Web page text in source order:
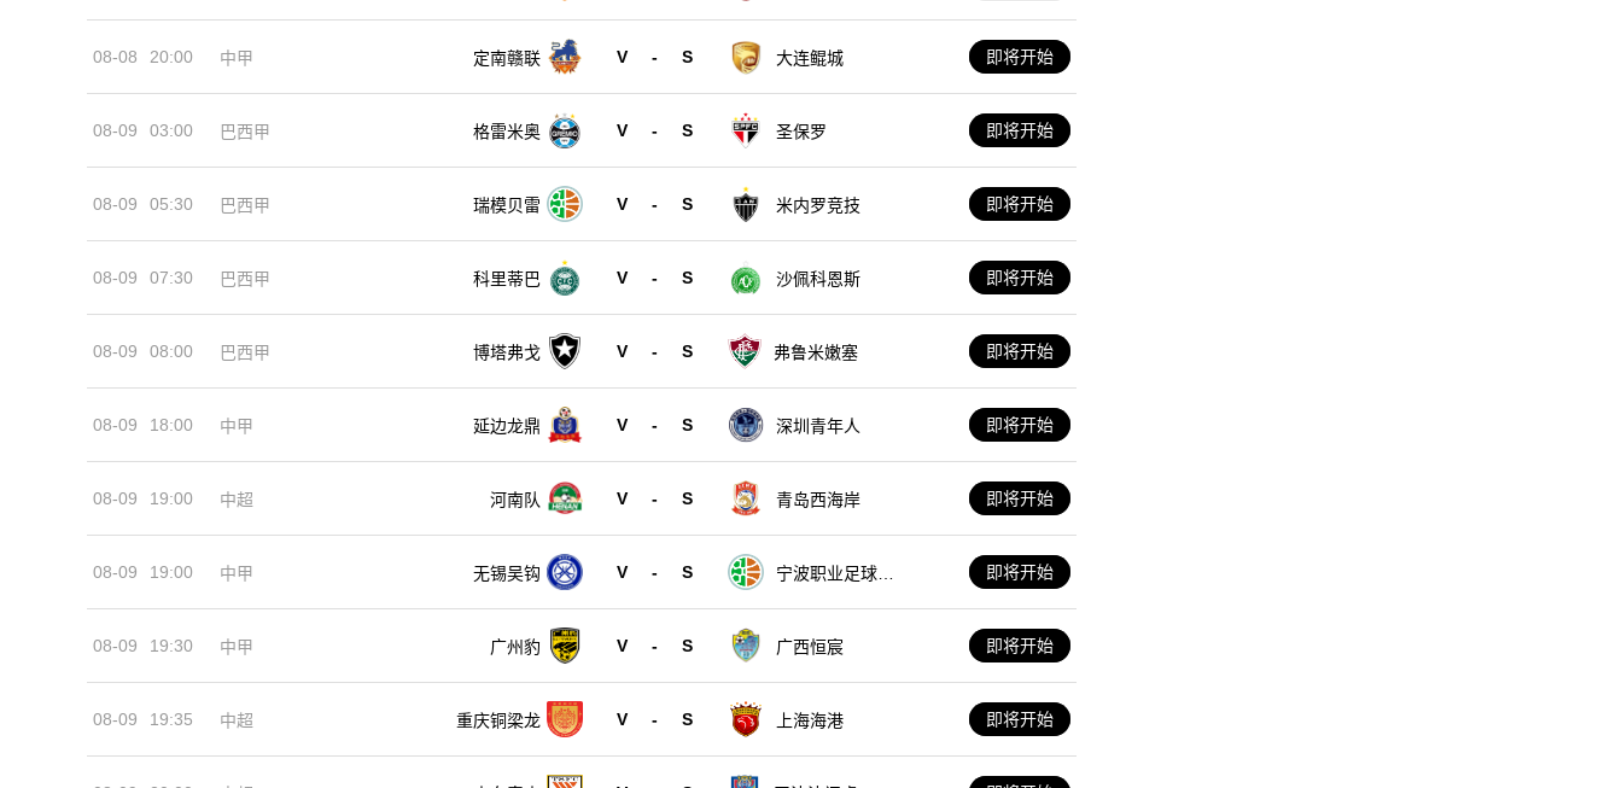
08-08 20:00 中甲 定南赣联 V - S 大连鲲城 即将开始
08-09 03:00 巴西甲 格雷米奥 V - S 圣保罗 即将开始
08-09 05:30 巴西甲 瑞模贝雷 V - S 米内罗竞技 即将开始
08-09 07:30 巴西甲 科里蒂巴 V - S 沙佩科恩斯 即将开始
08-09 08:00 巴西甲 博塔弗戈 V - S 弗鲁米嫩塞 即将开始
08-09 18:00 中甲 延边龙鼎 V - S 深圳青年人 即将开始
08-09 19:00 中超 河南队 V - S 青岛西海岸 即将开始
08-09 19:00 中甲 无锡吴钩 V - S
宁波职业足球俱
即将开始
08-09 19:30 中甲 广州豹 V - S 广西恒宸 即将开始
08-09 19:35 中超 重庆铜梁龙 V - S 上海海港 即将开始